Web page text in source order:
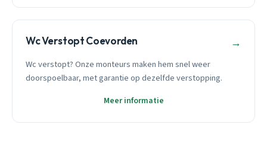
Wc Verstopt Coevorden →
Wc verstopt? Onze monteurs maken hem snel weer
doorspoelbaar, met garantie op dezelfde verstopping.
Meer informatie